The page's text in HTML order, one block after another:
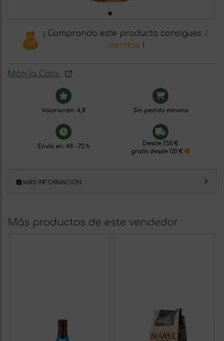
¡ Comprando este producto consigues 2
menttos !
Món la Cata
Valoración: 4,8 Sin pedido mínimo
Envío en: 48 - 72 h
Desde 7,50 €
gratis desde 120 €
MÁS INFORMACIÓN
Más productos de este vendedor